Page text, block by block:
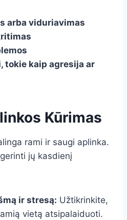
arba viduriavimas
tokie kaip agresija ar
Kūrimas
rami ir saugi aplinka.
jų kasdienį
ir stresą: Užtikrinkite,
vietą atsipalaiduoti.